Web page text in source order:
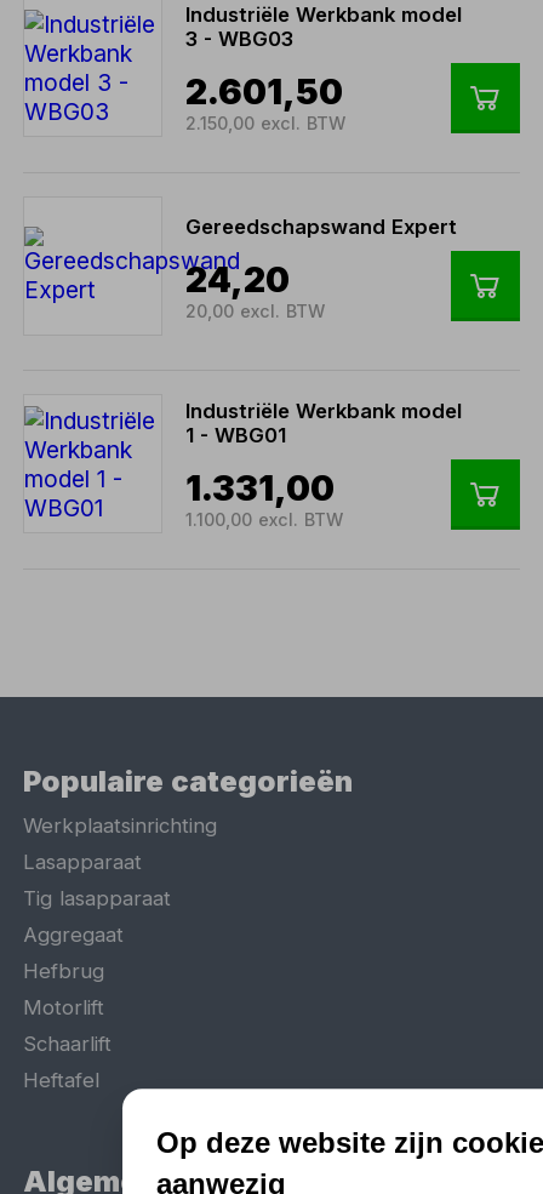
Industriële Werkbank model
3 - WBG03
2.601,50
2.150,00 excl. BTW
Gereedschapswand Expert
24,20
20,00 excl. BTW
Industriële Werkbank model
1 - WBG01
1.331,00
1.100,00 excl. BTW
Populaire categorieën
Werkplaatsinrichting
Lasapparaat
Tig lasapparaat
Aggregaat
Hefbrug
Motorlift
Schaarlift
Heftafel
Algemeen
Op deze website zijn
aanwezig